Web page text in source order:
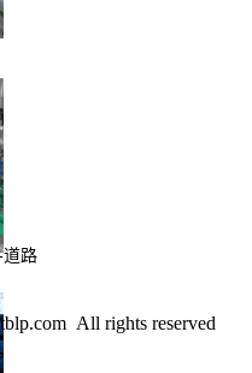
道路
All rights reserved